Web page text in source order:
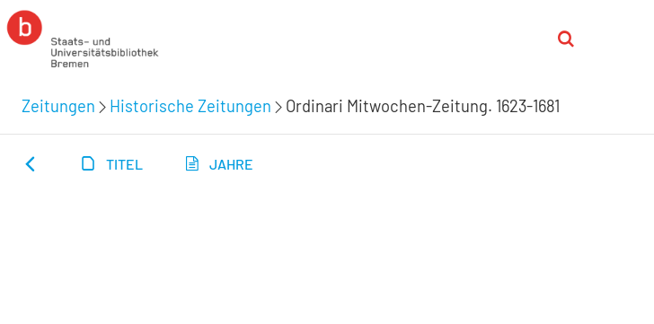
Zeitungen Historische Zeitungen Ordinari Mitwochen-Zeitung. 1623-1681
TITEL JAHRE